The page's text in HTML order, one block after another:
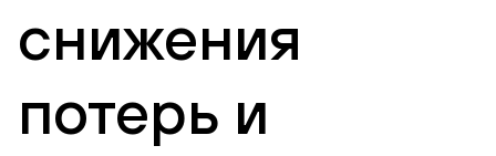
снижения
потерь и